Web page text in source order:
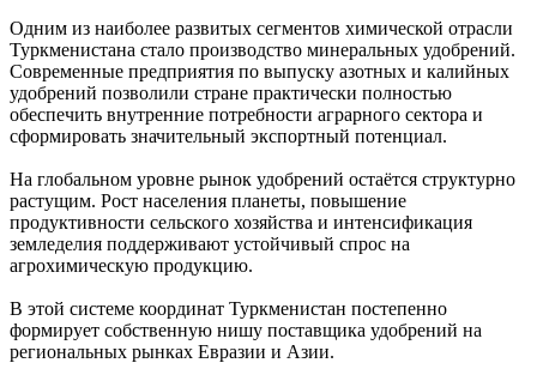
Одним из наиболее развитых сегментов химической отрасли
Туркменистана стало производство минеральных удобрений.
Современные предприятия по выпуску азотных и калийных
удобрений позволили стране практически полностью
обеспечить внутренние потребности аграрного сектора и
сформировать значительный экспортный потенциал.
На глобальном уровне рынок удобрений остаётся структурно
растущим. Рост населения планеты, повышение
продуктивности сельского хозяйства и интенсификация
земледелия поддерживают устойчивый спрос на
агрохимическую продукцию.
В этой системе координат Туркменистан постепенно
формирует собственную нишу поставщика удобрений на
региональных рынках Евразии и Азии.